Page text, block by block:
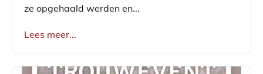
ze opgehaald werden en...
Lees meer...